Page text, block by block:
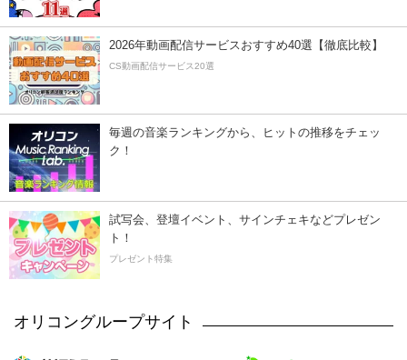
2026年動画配信サービスおすすめ40選【徹底比較】
CS動画配信サービス20選
毎週の音楽ランキングから、ヒットの推移をチェッ
ク！
試写会、登壇イベント、サインチェキなどプレゼン
ト！
プレゼント特集
オリコングループサイト